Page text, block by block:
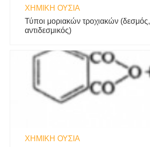
ΧΗΜΙΚΉ ΟΥΣΊΑ
Τύποι μοριακών τροχιακών (δεσμός,
αντιδεσμικός)
ΧΗΜΙΚΉ ΟΥΣΊΑ